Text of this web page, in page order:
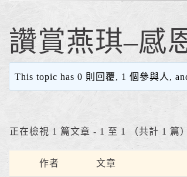
讚賞燕琪–感
This topic has 0 則回覆, 1 個參與人,
正在檢視 1 篇文章 - 1 至 1 （共計 1 篇）
作者 文章